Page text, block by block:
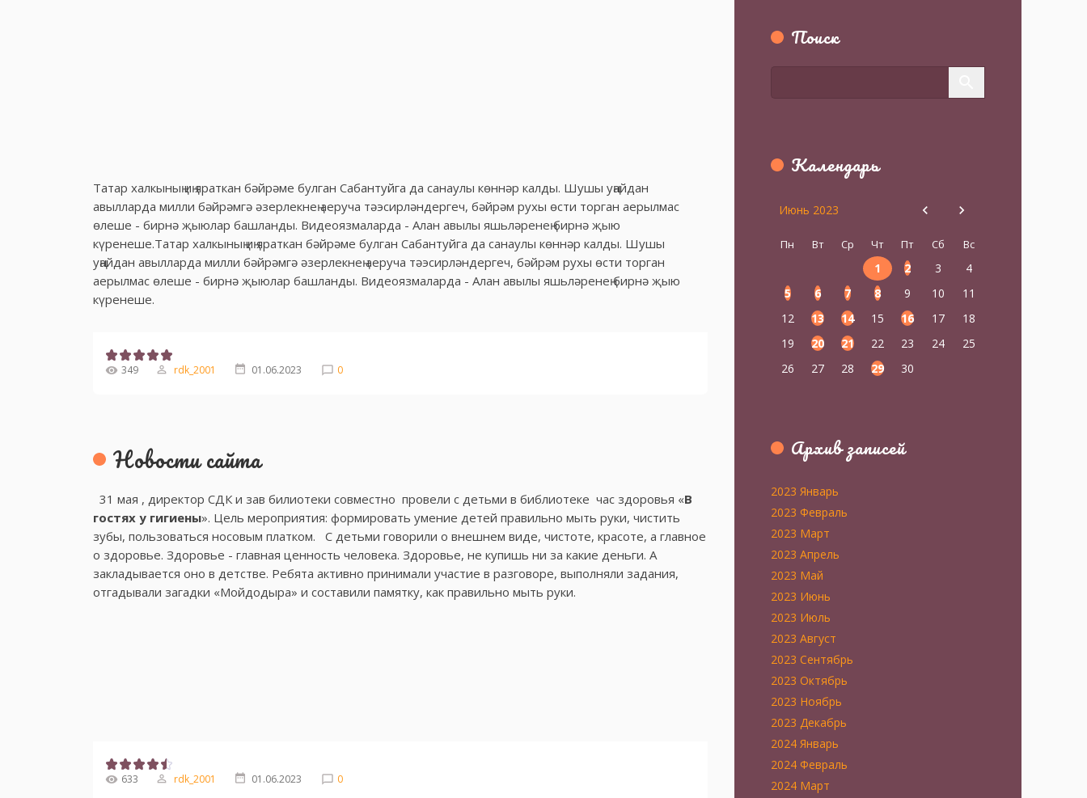
Татар халкының иң яраткан бәйрәме булган Сабантуйга да санаулы көннәр калды. Шушы уңайдан
авылларда милли бәйрәмгә әзерлекнең аеруча тәэсирләндергеч, бәйрәм рухы өсти торган аерылмас
өлеше - бирнә җыюлар башланды. Видеоязмаларда - Алан авылы яшьләренең бирнә җыю
күренеше.Татар халкының иң яраткан бәйрәме булган Сабантуйга да санаулы көннәр калды. Шушы
уңайдан авылларда милли бәйрәмгә әзерлекнең аеруча тәэсирләндергеч, бәйрәм рухы өсти торган
аерылмас өлеше - бирнә җыюлар башланды. Видеоязмаларда - Алан авылы яшьләренең бирнә җыю
күренеше.
349 rdk_2001 01.06.2023 0
Новости сайта
31 мая , директор СДК и зав билиотеки совместно провели с детьми в библиотеке час здоровья «В
гостях у гигиены». Цель мероприятия: формировать умение детей правильно мыть руки, чистить
зубы, пользоваться носовым платком. С детьми говорили о внешнем виде, чистоте, красоте, а главное
о здоровье. Здоровье - главная ценность человека. Здоровье, не купишь ни за какие деньги. А
закладывается оно в детстве. Ребята активно принимали участие в разговоре, выполняли задания,
отгадывали загадки «Мойдодыра» и составили памятку, как правильно мыть руки.
633 rdk_2001 01.06.2023 0
Поиск
Календарь
Июнь 2023
Пн Вт Ср Чт Пт Сб Вс
1 2 3
4
5
6 7 8 9 10
11
12
13 14 15 16 17
18
19
20 21 22 23 24
25
26
27 28 29 30
Архив записей
2023 Январь
2023 Февраль
2023 Март
2023 Апрель
2023 Май
2023 Июнь
2023 Июль
2023 Август
2023 Сентябрь
2023 Октябрь
2023 Ноябрь
2023 Декабрь
2024 Январь
2024 Февраль
2024 Март